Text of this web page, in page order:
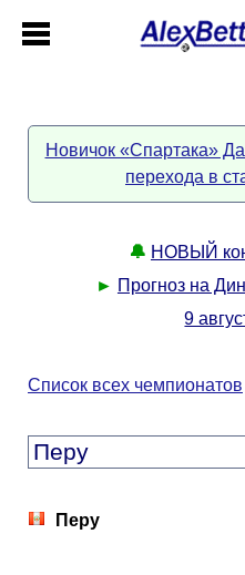
Описание
Прогнозы
Новичок «Спартака»
перехода в
🔔 НОВЫЙ
► Прогноз на
9
Список всех чемпионатов
Перу